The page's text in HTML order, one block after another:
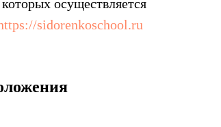
осуществляется
sidorenkoschool.ru